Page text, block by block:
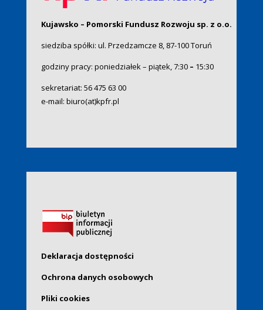
Kujawsko – Pomorski Fundusz Rozwoju sp. z o.o.
siedziba spółki: ul. Przedzamcze 8, 87-100 Toruń
godziny pracy: poniedziałek – piątek, 7:30– 15:30
sekretariat: 56 475 63 00
e-mail: biuro(at)kpfr.pl
Deklaracja dostępności
Ochrona danych osobowych
Pliki cookies